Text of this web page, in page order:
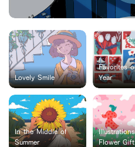
Lovely Smile
Favorites
Year
In the Middle of
Summer
Flower